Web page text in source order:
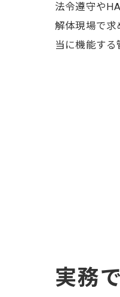
法令遵守や
解体現場で求
当に機能す
実務